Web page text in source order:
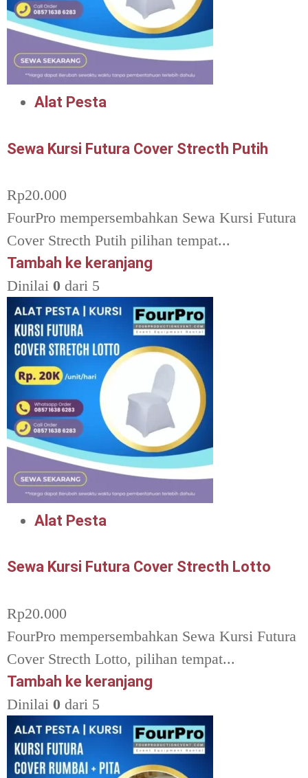
Alat Pesta
Sewa Kursi Futura Cover Strecth Putih
Rp20.000
FourPro mempersembahkan Sewa Kursi Futura
Cover Strecth Putih pilihan tempat...
Tambah ke keranjang
Dinilai 0 dari 5
Alat Pesta
Sewa Kursi Futura Cover Strecth Lotto
Rp20.000
FourPro mempersembahkan Sewa Kursi Futura
Cover Strecth Lotto, pilihan tempat...
Tambah ke keranjang
Dinilai 0 dari 5